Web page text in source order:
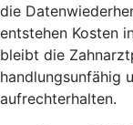
die
entstehen Kosten
bleibt die
handlungsunfähig
aufrechterhalten.